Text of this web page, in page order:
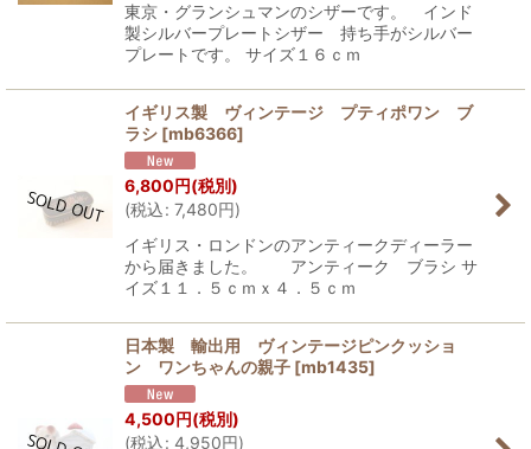
東京・グランシュマンのシザーです。 インド
製シルバープレートシザー 持ち手がシルバー
プレートです。 サイズ１６ｃｍ
イギリス製 ヴィンテージ プティポワン ブ
ラシ [mb6366]
6,800円(税別)
(税込: 7,480円)
イギリス・ロンドンのアンティークディーラー
から届きました。 アンティーク ブラシ サ
イズ１１．５ｃｍｘ４．５ｃｍ
日本製 輸出用 ヴィンテージピンクッショ
ン ワンちゃんの親子 [mb1435]
4,500円(税別)
(税込: 4,950円)